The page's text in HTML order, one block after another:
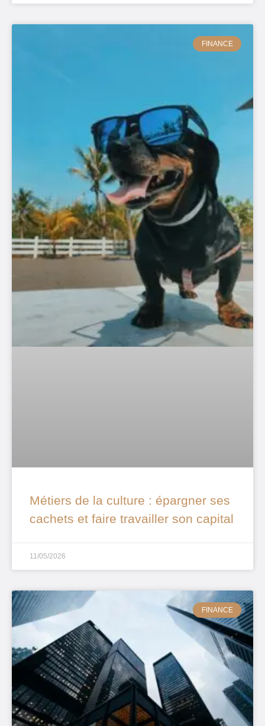
FINANCE
Métiers de la culture : épargner ses
cachets et faire travailler son capital
11/05/2026
FINANCE